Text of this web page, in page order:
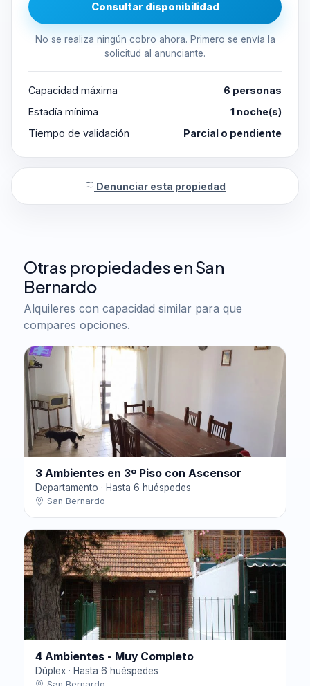
Consultar disponibilidad
No se realiza ningún cobro ahora. Primero se envía la
solicitud al anunciante.
Capacidad máxima
6 personas
Estadía mínima
1 noche(s)
Tiempo de validación
Parcial o pendiente
Denunciar esta propiedad
Otras propiedades en San
Bernardo
Alquileres con capacidad similar para que
compares opciones.
3 Ambientes en 3º Piso con Ascensor
Departamento · Hasta 6 huéspedes
San Bernardo
4 Ambientes - Muy Completo
Dúplex · Hasta 6 huéspedes